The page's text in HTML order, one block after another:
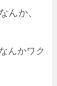
んか、
なんかワク